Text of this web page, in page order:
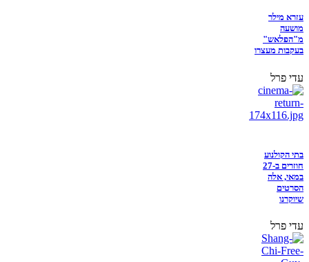
עזרא מילר
מושעה
מ"הפלאש"
בעקבות מעצרו
עדי פרל
בתי הקולנוע
חוזרים ב-27
במאי, אלה
הסרטים
שיוקרנו
עדי פרל